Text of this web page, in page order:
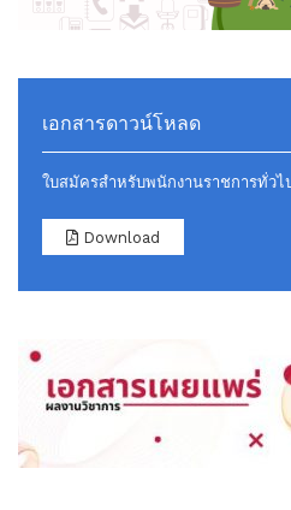
เอกสารดาวน์โหลด
ใบสมัครสำหรับพนักงานราชการทั่วไป
Download